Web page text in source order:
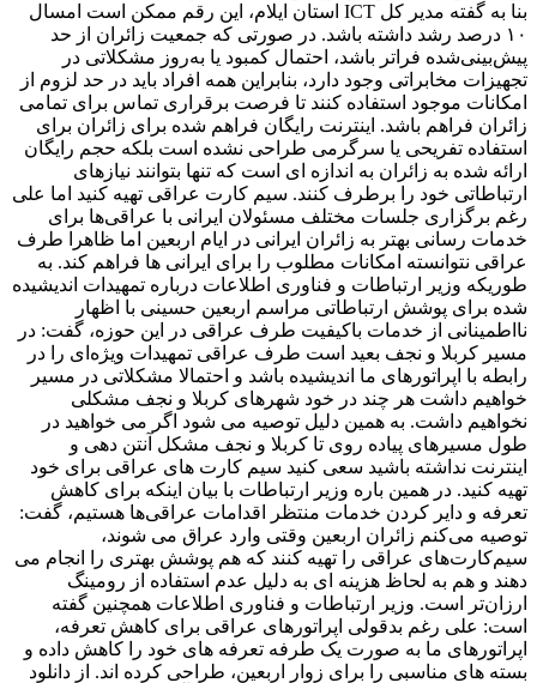
بنا به گفته مدیر کل ICT استان ایلام، این رقم ممکن است امسال
۱۰ درصد رشد داشته باشد. در صورتی که جمعیت زائران از حد
پیش‌بینی‌شده فراتر باشد، احتمال کمبود یا به‌روز مشکلاتی در
تجهیزات مخابراتی وجود دارد، بنابراین همه افراد باید در حد لزوم از
امکانات موجود استفاده کنند تا فرصت برقراری تماس برای تمامی
زائران فراهم باشد. اینترنت رایگان فراهم شده برای زائران برای
استفاده تفریحی یا سرگرمی طراحی نشده است بلکه حجم رایگان
ارائه شده به زائران به اندازه ای است که تنها بتوانند نیازهای
ارتباطاتی خود را برطرف کنند. سیم کارت عراقی تهیه کنید اما علی
رغم برگزاری جلسات مختلف مسئولان ایرانی با عراقی‌ها برای
خدمات رسانی بهتر به زائران ایرانی در ایام اربعین اما ظاهرا طرف
عراقی نتوانسته امکانات مطلوب را برای ایرانی ها فراهم کند. به
طوریکه وزیر ارتباطات و فناوری اطلاعات درباره تمهیدات اندیشیده
شده برای پوشش ارتباطاتی مراسم اربعین حسینی با اظهار
نااطمینانی از خدمات باکیفیت طرف عراقی در این حوزه، گفت: در
مسیر کربلا و نجف بعید است طرف عراقی­ تمهیدات ویژه‌ای را در
رابطه با اپراتورهای ما اندیشیده باشد و احتمالا مشکلاتی در مسیر
خواهیم داشت هر چند در خود شهرهای کربلا و نجف مشکلی
نخواهیم داشت. به همین دلیل توصیه می شود اگر می خواهید در
طول مسیرهای پیاده روی تا کربلا و نجف مشکل آنتن دهی و
اینترنت نداشته باشید سعی کنید سیم کارت های عراقی برای خود
تهیه کنید. در همین باره وزیر ارتباطات با بیان اینکه برای کاهش
تعرفه و دایر کردن خدمات منتظر اقدامات عراقی‌ها هستیم، گفت:
توصیه می‌کنم زائران اربعین وقتی وارد عراق می شوند،
سیم‌کارت‌های عراقی را تهیه کنند که هم پوشش بهتری را انجام می
دهند و هم به لحاظ هزینه ای به دلیل عدم استفاده از رومینگ
ارزان‌تر است. وزیر ارتباطات و فناوری اطلاعات همچنین گفته
است: علی رغم بدقولی اپراتورهای عراقی برای کاهش تعرفه،
اپراتورهای ما به صورت یک طرفه تعرفه های خود را کاهش داده و
بسته های مناسبی را برای زوار اربعین، طراحی کرده اند. از دانلود